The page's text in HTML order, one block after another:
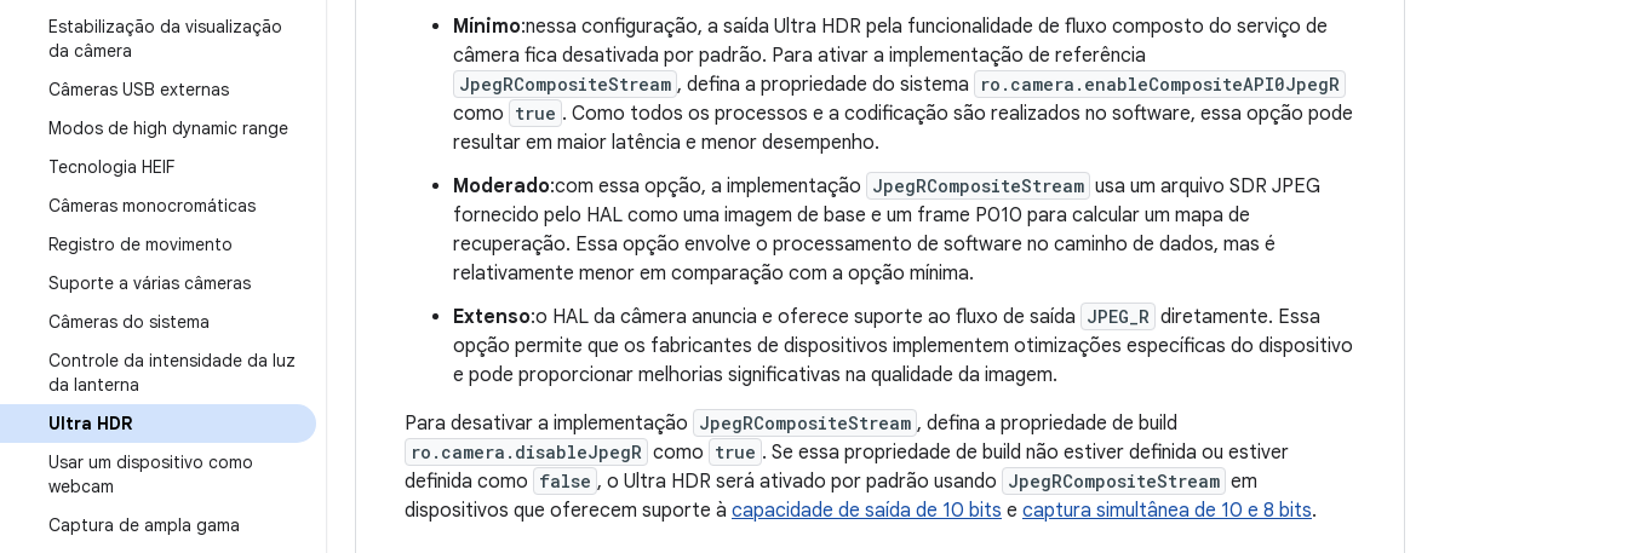
Estabilização da visualização
da câmera
Câmeras USB externas
Modos de high dynamic range
Tecnologia HEIF
Câmeras monocromáticas
Registro de movimento
Suporte a várias câmeras
Câmeras do sistema
Controle da intensidade da luz
da lanterna
Ultra HDR
Usar um dispositivo como
webcam
Captura de ampla gama
Mínimo:nessa configuração, a saída Ultra HDR pela funcionalidade de fluxo composto do serviço de
câmera fica desativada por padrão. Para ativar a implementação de referência
JpegRCompositeStream , defina a propriedade do sistema ro.camera.enableCompositeAPI0JpegR
como true . Como todos os processos e a codificação são realizados no software, essa opção pode
resultar em maior latência e menor desempenho.
Moderado:com essa opção, a implementação JpegRCompositeStream usa um arquivo SDR JPEG
fornecido pelo HAL como uma imagem de base e um frame P010 para calcular um mapa de
recuperação. Essa opção envolve o processamento de software no caminho de dados, mas é
relativamente menor em comparação com a opção mínima.
Extenso:o HAL da câmera anuncia e oferece suporte ao fluxo de saída JPEG_R diretamente. Essa
opção permite que os fabricantes de dispositivos implementem otimizações específicas do dispositivo
e pode proporcionar melhorias significativas na qualidade da imagem.
Para desativar a implementação JpegRCompositeStream , defina a propriedade de build
ro.camera.disableJpegR como true . Se essa propriedade de build não estiver definida ou estiver
definida como false , o Ultra HDR será ativado por padrão usando JpegRCompositeStream em
dispositivos que oferecem suporte à capacidade de saída de 10 bits e captura simultânea de 10 e 8 bits.